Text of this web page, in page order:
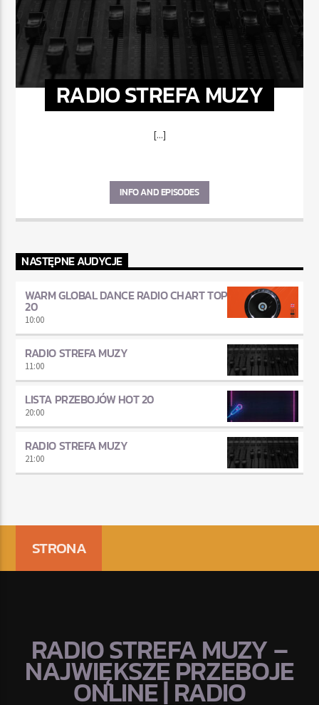
RADIO STREFA MUZY
[...]
INFO AND EPISODES
NASTĘPNE AUDYCJE
WARM GLOBAL DANCE RADIO CHART TOP
20
10:00
RADIO STREFA MUZY
11:00
LISTA PRZEBOJÓW HOT 20
20:00
RADIO STREFA MUZY
21:00
STRONA
RADIO STREFA MUZY –
NAJWIĘKSZE PRZEBOJE
ONLINE | RADIO